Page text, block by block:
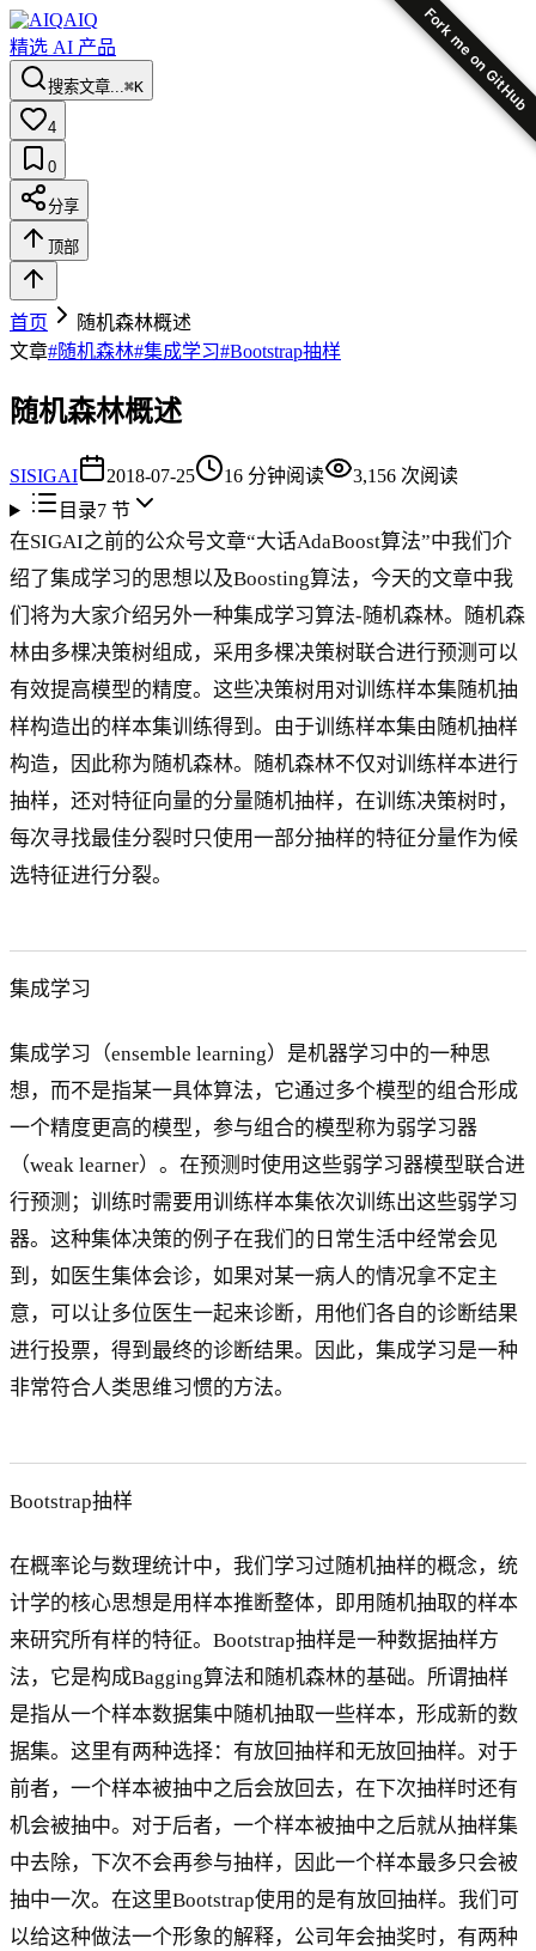
Fork me on GitHub
AIQ
精选 AI 产品
搜索文章...⌘K
4
0
分享
顶部
首页
随机森林概述
文章#随机森林#集成学习#Bootstrap抽样
随机森林概述
SISIGAI 2018-07-25 16 分钟阅读 3,156 次阅读
目录7节
在SIGAI之前的公众号文章“大话AdaBoost算法”中我们介
绍了集成学习的思想以及Boosting算法，今天的文章中我
们将为大家介绍另外一种集成学习算法-随机森林。随机森
林由多棵决策树组成，采用多棵决策树联合进行预测可以
有效提高模型的精度。这些决策树用对训练样本集随机抽
样构造出的样本集训练得到。由于训练样本集由随机抽样
构造，因此称为随机森林。随机森林不仅对训练样本进行
抽样，还对特征向量的分量随机抽样，在训练决策树时，
每次寻找最佳分裂时只使用一部分抽样的特征分量作为候
选特征进行分裂。
集成学习
集成学习（ensemble learning）是机器学习中的一种思
想，而不是指某一具体算法，它通过多个模型的组合形成
一个精度更高的模型，参与组合的模型称为弱学习器
（weak learner）。在预测时使用这些弱学习器模型联合进
行预测；训练时需要用训练样本集依次训练出这些弱学习
器。这种集体决策的例子在我们的日常生活中经常会见
到，如医生集体会诊，如果对某一病人的情况拿不定主
意，可以让多位医生一起来诊断，用他们各自的诊断结果
进行投票，得到最终的诊断结果。因此，集成学习是一种
非常符合人类思维习惯的方法。
Bootstrap抽样
在概率论与数理统计中，我们学习过随机抽样的概念，统
计学的核心思想是用样本推断整体，即用随机抽取的样本
来研究所有样的特征。Bootstrap抽样是一种数据抽样方
法，它是构成Bagging算法和随机森林的基础。所谓抽样
是指从一个样本数据集中随机抽取一些样本，形成新的数
据集。这里有两种选择：有放回抽样和无放回抽样。对于
前者，一个样本被抽中之后会放回去，在下次抽样时还有
机会被抽中。对于后者，一个样本被抽中之后就从抽样集
中去除，下次不会再参与抽样，因此一个样本最多只会被
抽中一次。在这里Bootstrap使用的是有放回抽样。我们可
以给这种做法一个形象的解释，公司年会抽奖时，有两种